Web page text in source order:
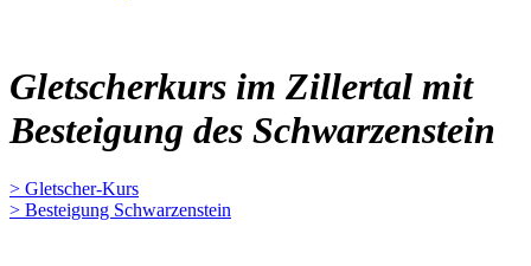
Gletscherkurs im Zillertal mit
Besteigung des Schwarzenstein
> Gletscher-Kurs
> Besteigung Schwarzenstein